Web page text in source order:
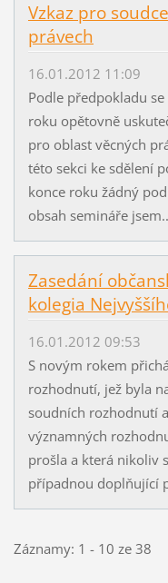
Vzkaz pro
právech
16.01.2012 11:09
Podle předpokladu
roku opětovně
pro oblast věcných
této sekci ke sdělení
konce roku žádný
obsah semináře
Zasedání
kolegia
16.01.2012 09:53
S novým rokem
rozhodnutí, jež byla
soudních rozhodnutí
významných
prošla a která nikoliv
případnou doplňující
Záznamy: 1 - 10 ze 38